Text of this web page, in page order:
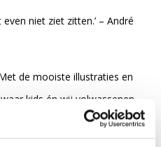
niet ziet zitten.’ – André
de mooiste illustraties en
kids én wij volwassenen